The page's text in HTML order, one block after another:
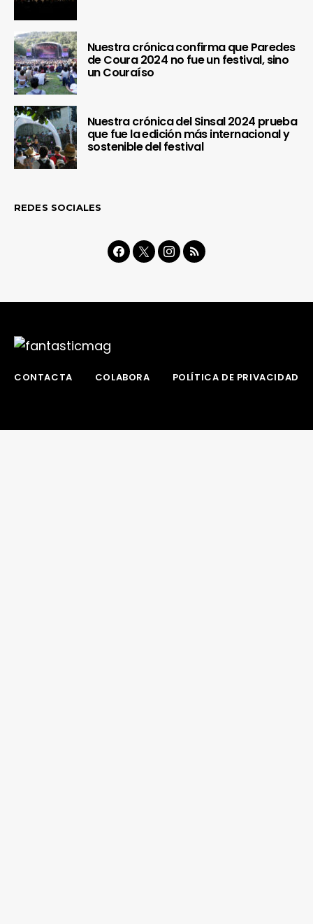
Nuestra crónica confirma que Paredes
de Coura 2024 no fue un festival, sino
un Couraíso
Nuestra crónica del Sinsal 2024 prueba
que fue la edición más internacional y
sostenible del festival
REDES SOCIALES
CONTACTA COLABORA POLÍTICA DE PRIVACIDAD